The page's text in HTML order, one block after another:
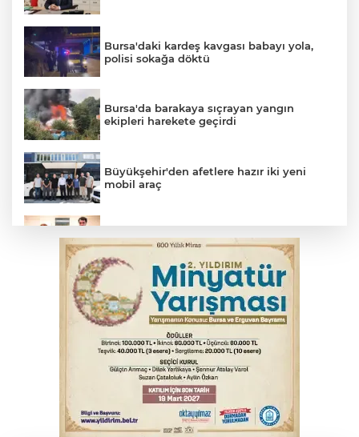
Bursa'daki kardeş kavgası babayı yola,
polisi sokağa döktü
Bursa'da barakaya sıçrayan yangın
ekipleri harekete geçirdi
Büyükşehir'den afetlere hazır iki yeni
mobil araç
bir araya geldi
Yargıtay’dan primle çalışanlara müjde
Serbest piyasada altın fiyatları...
Osmangazi’de iş arayanlara destek